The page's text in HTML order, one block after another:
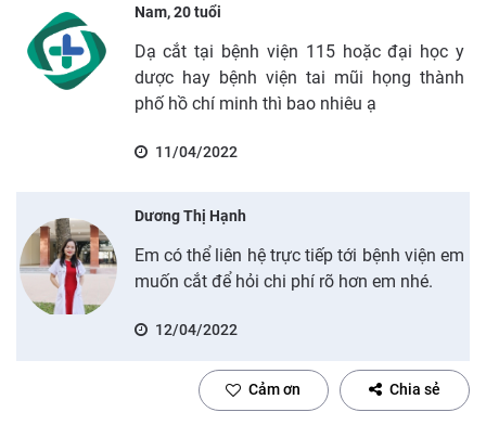
Nam, 20 tuổi
Dạ cắt tại bệnh viện 115 hoặc đại học y
dược hay bệnh viện tai mũi họng thành
phố hồ chí minh thì bao nhiêu ạ
11/04/2022
Dương Thị Hạnh
Em có thể liên hệ trực tiếp tới bệnh viện em
muốn cắt để hỏi chi phí rõ hơn em nhé.
12/04/2022
Cảm ơn Chia sẻ